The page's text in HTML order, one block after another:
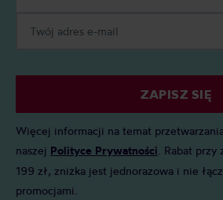
ZAPISZ SIĘ
Więcej informacji na temat
naszej Polityce Prywatności . Rabat
199 zł, zniżka jest jednorazowa i nie
promocjami.